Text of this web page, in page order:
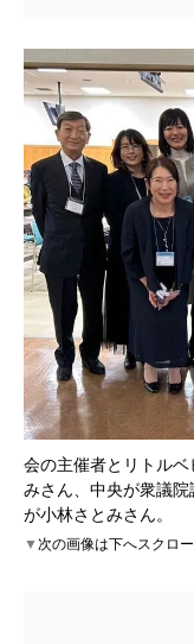
会の主催者とリトル
みさん、中央が衆議
が小林さとみさん。
▼次の画像は下へスクロ